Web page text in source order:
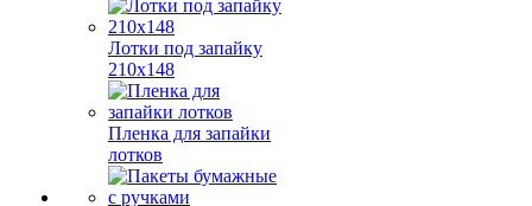
Лотки под запайку
210х148
Пленка для запайки
лотков